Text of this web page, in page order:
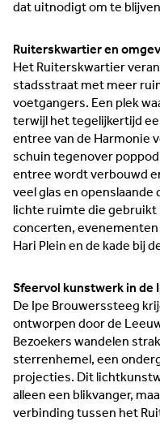
dat uitnodigt om te
Ruiterskwartier en
Het Ruiterskwartier
stadsstraat met meer
voetgangers. Een plek
terwijl het tegelijkertijd
entree van de Harmonie
schuin tegenover
entree wordt verbouwd
veel glas en
lichte ruimte die gebruikt
concerten, evenementen
Hari Plein en de kade bij
Sfeervol kunstwerk in de
De Ipe Brouwerssteeg
ontworpen door de
Bezoekers wandelen
sterrenhemel, een
projecties. Dit
alleen een blikvanger,
verbinding tussen het